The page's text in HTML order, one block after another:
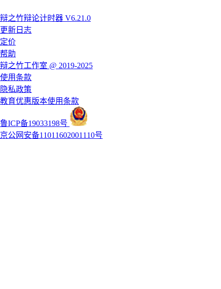
辩之竹辩论计时器 V6.21.0
更新日志
定价
帮助
辩之竹工作室 @ 2019-2025
使用条款
隐私政策
教育优惠版本使用条款
鲁ICP备19033198号
京公网安备11011602001110号